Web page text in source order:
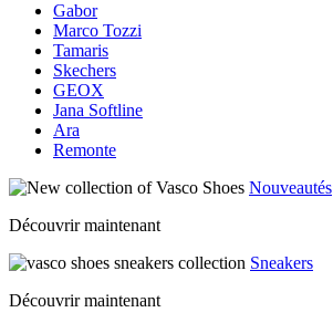
Gabor
Marco Tozzi
Tamaris
Skechers
GEOX
Jana Softline
Ara
Remonte
Nouveautés
Découvrir maintenant
Sneakers
Découvrir maintenant